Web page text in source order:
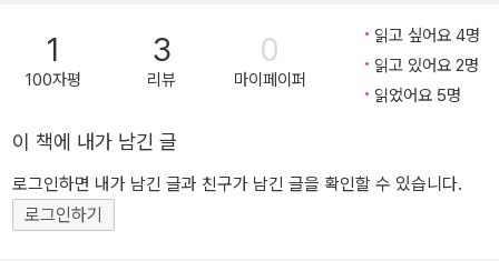
면서 얻은 통찰과 깨달음을 이 한 권에 담았다. 수많은 프로그래머가
올바른 방법으로 소프트웨어를 설계하고, 더 나은 코드를 작성하도록
도와준 ‘소프트웨어 설계 원칙’을 차근차근 이야기해 준다. 할 거면 잘
순함을 추구하는 것은 어려운 일이다. 하지만 생각해 보자. 나는 프로
그래머고, 지금 내 앞에는 해야 할 일이 있다. 자, 이제 어떻게 할 텐
가? 나는 뭐든 할 거면 그 분야에서 제일 앞서 나가기 위해 최선을 다
1
100자평
3
리뷰
0
마이페이퍼
읽고 싶어요 4명
읽고 있어요 2명
읽었어요 5명
이 책에 내가 남긴 글
로그인하면 내가 남긴 글과 친구가 남긴 글을 확인할 수 있습니다.
로그인하기